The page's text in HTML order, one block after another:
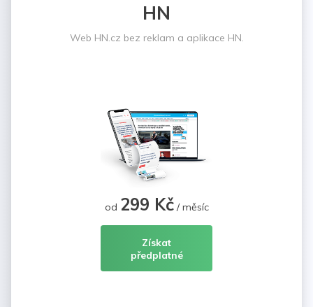
HN
Web HN.cz bez reklam a aplikace HN.
od 299 Kč/ měsíc
Získat
předplatné